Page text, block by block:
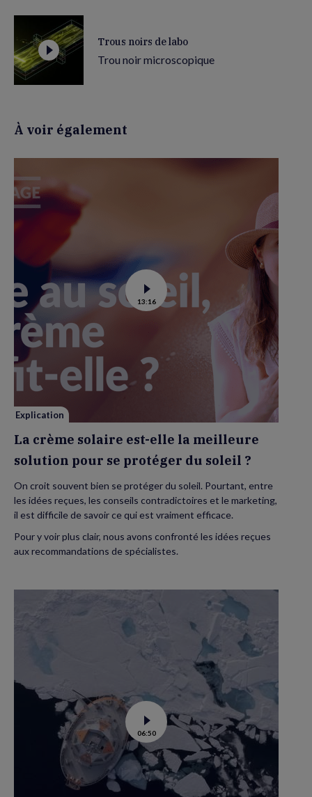
Trous noirs de labo
Trou noir microscopique
À voir également
Voir
la
vidéo
est-
elle
la
meilleure
solution
protéger
soleil
13:16
Explication
La crème solaire est-elle la meilleure
solution pour se protéger du soleil ?
On croit souvent bien se protéger du soleil. Pourtant, entre
les idées reçues, les conseils contradictoires et le marketing,
il est difficile de savoir ce qui est vraiment efficace.
Pour y voir plus clair, nous avons confronté les idées reçues
aux recommandations de spécialistes.
Voir
la
vidéo
de
Tara
Polar
station
:
06:50